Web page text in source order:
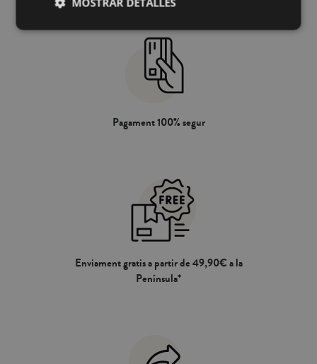
Pagament 100% segur
Enviament gratis a partir de 49,90€ a la
Península*